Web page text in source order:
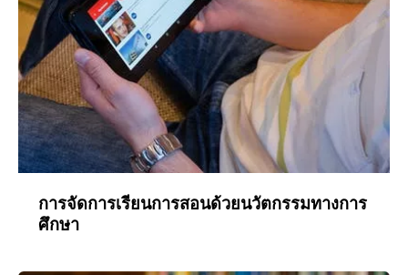
การจัดการเรียนการสอนด้วยนวัตกรรมทางการ
ศึกษา